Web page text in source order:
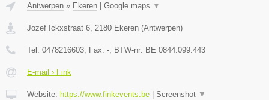
Antwerpen » Ekeren Google maps ▼
Jozef Ickxstraat 6, 2180 Ekeren (Antwerpen)
Tel: 0478216603, Fax: -, BTW-nr: BE 0844.099.443
E-mail › Fink
Website: https://www.finkevents.be Screenshot ▼